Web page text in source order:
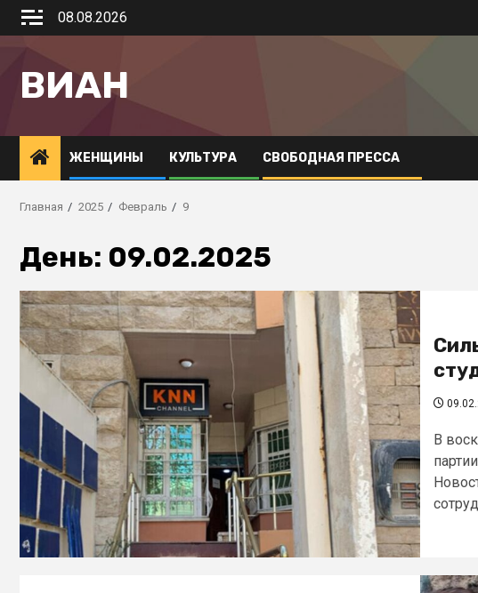
08.08.2026
ВИАН
ЖЕНЩИНЫ КУЛЬТУРА СВОБОДНАЯ ПРЕССА
Главная 2025 Февраль 9
День: 09.02.2025
В